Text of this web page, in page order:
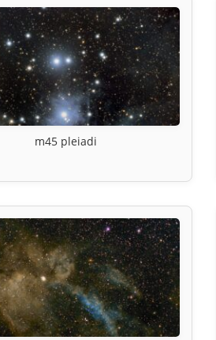
m45 pleiadi